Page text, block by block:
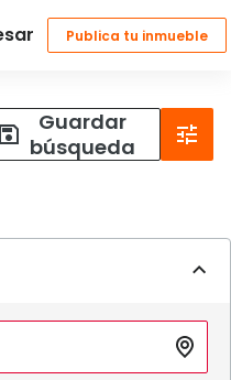
Guardar
búsqueda